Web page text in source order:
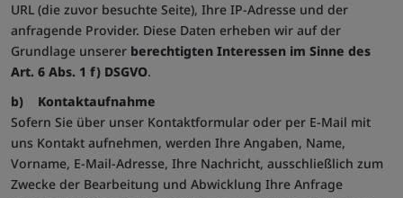
URL (die zuvor besuchte Seite), Ihre IP-Adresse und der
anfragende Provider. Diese Daten erheben wir auf der
Grundlage unserer berechtigten Interessen im Sinne des
Art. 6 Abs. 1 f) DSGVO.
b) Kontaktaufnahme
Sofern Sie über unser Kontaktformular oder per E-Mail mit
uns Kontakt aufnehmen, werden Ihre Angaben, Name,
Vorname, E-Mail-Adresse, Ihre Nachricht, ausschließlich zum
Zwecke der Bearbeitung und Abwicklung Ihre Anfrage